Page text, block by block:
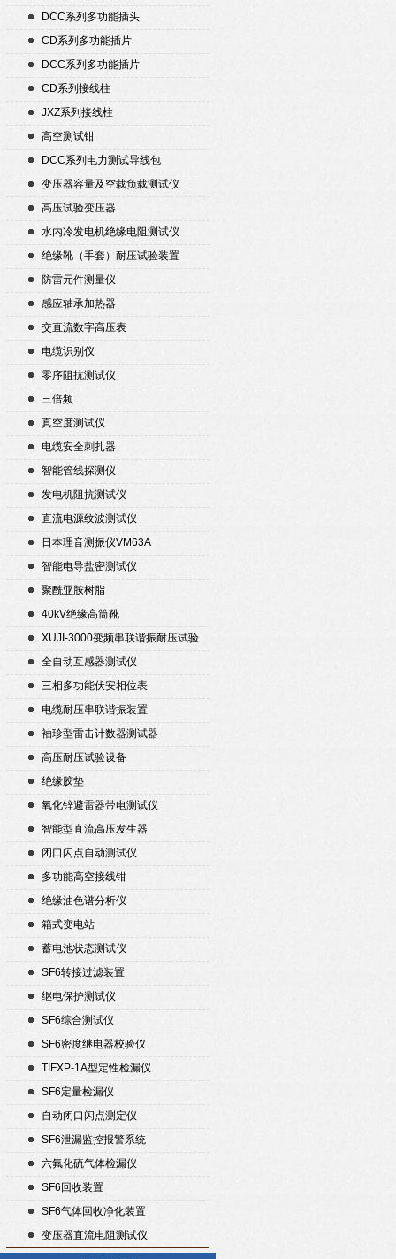
DCC系列多功能插头
CD系列多功能插片
DCC系列多功能插片
CD系列接线柱
JXZ系列接线柱
高空测试钳
DCC系列电力测试导线包
变压器容量及空载负载测试仪
高压试验变压器
水内冷发电机绝缘电阻测试仪
绝缘靴（手套）耐压试验装置
防雷元件测量仪
感应轴承加热器
交直流数字高压表
电缆识别仪
零序阻抗测试仪
三倍频
真空度测试仪
电缆安全刺扎器
智能管线探测仪
发电机阻抗测试仪
直流电源纹波测试仪
日本理音测振仪VM63A
智能电导盐密测试仪
聚酰亚胺树脂
40kV绝缘高筒靴
XUJI-3000变频串联谐振耐压试验
装置
全自动互感器测试仪
三相多功能伏安相位表
电缆耐压串联谐振装置
袖珍型雷击计数器测试器
高压耐压试验设备
绝缘胶垫
氧化锌避雷器带电测试仪
智能型直流高压发生器
闭口闪点自动测试仪
多功能高空接线钳
绝缘油色谱分析仪
箱式变电站
蓄电池状态测试仪
SF6转接过滤装置
继电保护测试仪
SF6综合测试仪
SF6密度继电器校验仪
TIFXP-1A型定性检漏仪
SF6定量检漏仪
自动闭口闪点测定仪
SF6泄漏监控报警系统
六氟化硫气体检漏仪
SF6回收装置
SF6气体回收净化装置
变压器直流电阻测试仪